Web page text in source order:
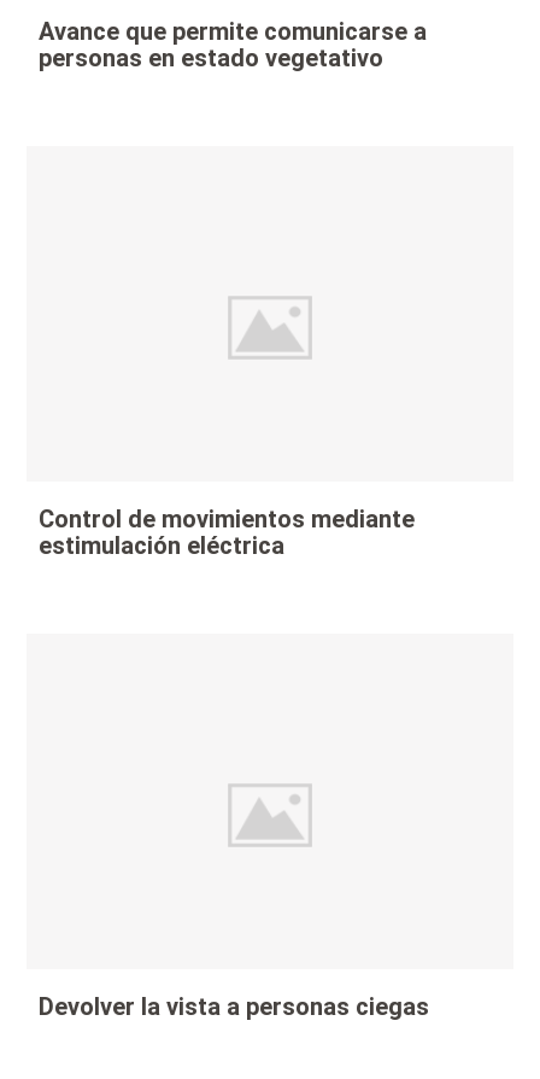
Avance que permite comunicarse a
personas en estado vegetativo
Control de movimientos mediante
estimulación eléctrica
Devolver la vista a personas ciegas